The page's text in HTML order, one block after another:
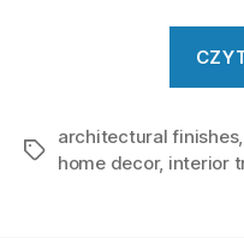
Tagi
architectural finishes,
home decor, interior